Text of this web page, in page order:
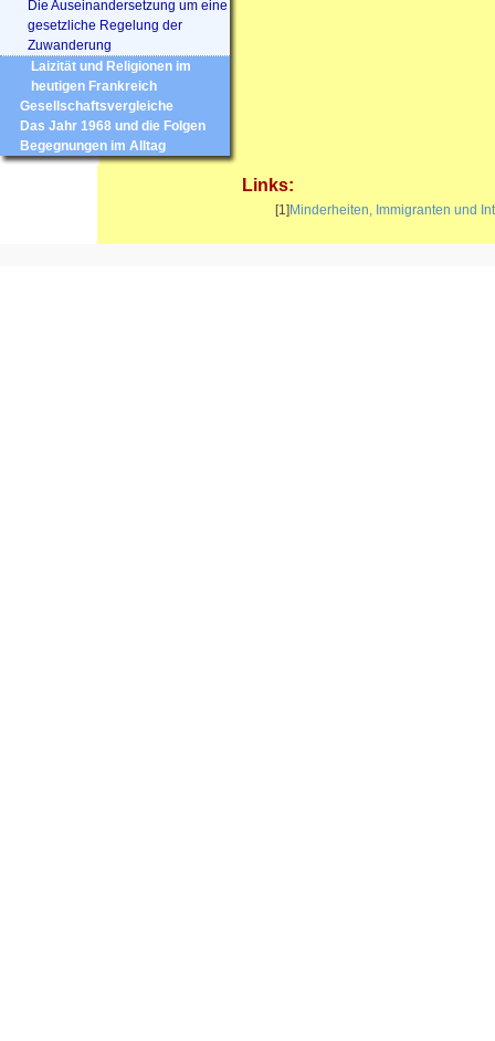
Die Auseinandersetzung um eine
gesetzliche Regelung der
Zuwanderung
Laizität und Religionen im
heutigen Frankreich
Gesellschaftsvergleiche
Das Jahr 1968 und die Folgen
Begegnungen im Alltag
Links:
[1] Minderheiten, Immigranten und